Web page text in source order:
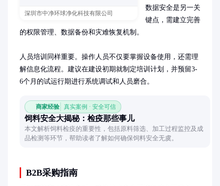
深圳市中净环球净化科技有限公司
数据安全是另一关
键点，需建立完善
的权限管理、数据备份和灾难恢复机制。
人员培训同样重要。操作人员不仅要掌握设备使用，还需理
解信息化流程。建议在建设初期就制定培训计划，并预留3-
6个月的试运行期进行系统调试和人员磨合。
商家经验 真实案例 · 安全可信
饲料安全大揭秘：检疫那些事儿
本文解析饲料检疫的重要性，包括原料筛选、加工过程监控及成
品检测等环节，帮助读者了解如何确保饲料安全无虞。
B2B采购指南